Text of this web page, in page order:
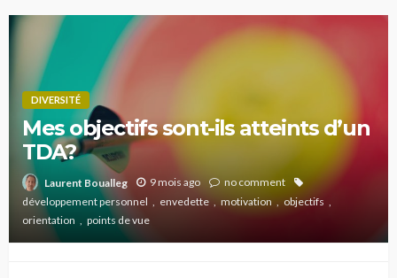
DIVERSITÉ
Mes objectifs sont-ils atteints d’un
TDA?
Laurent Boualleg 9 mois ago
no comment
développement personnel
envedette motivation
objectifs
orientation
points de vue